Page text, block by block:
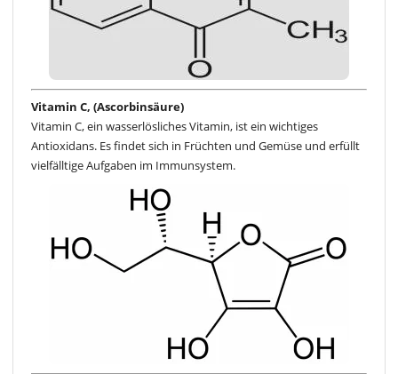
Vitamin C, (Ascorbinsäure)
Vitamin C, ein wasserlösliches Vitamin, ist ein wichtiges
Antioxidans. Es findet sich in Früchten und Gemüse und erfüllt
vielfälltige Aufgaben im Immunsystem.